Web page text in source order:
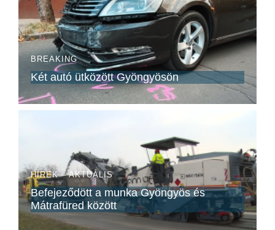
BREAKING
Két autó ütközött Gyöngyösön
HÍREK – AKTUÁLIS
Befejeződött a munka Gyöngyös és
Mátrafüred között